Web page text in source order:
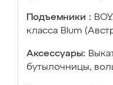
Подъемники :
класса Blum
Аксессуары:
бутылочницы,